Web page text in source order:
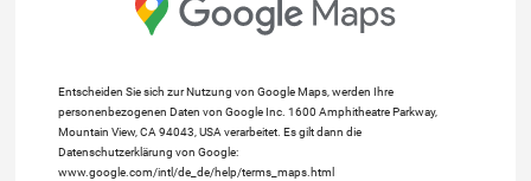
Entscheiden Sie sich zur Nutzung von Google Maps, werden Ihre
personenbezogenen Daten von Google Inc. 1600 Amphitheatre Parkway,
Mountain View, CA 94043, USA verarbeitet. Es gilt dann die
Datenschutzerklärung von Google:
www.google.com/intl/de_de/help/terms_maps.html